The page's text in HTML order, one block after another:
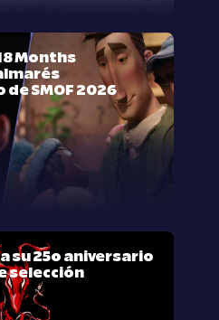
Months
SMOF 2026
su 25º aniversario
selección